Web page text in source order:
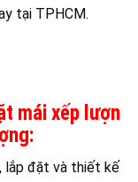
tại TPHCM.
mái xếp lượn
lắp đặt và thiết kế